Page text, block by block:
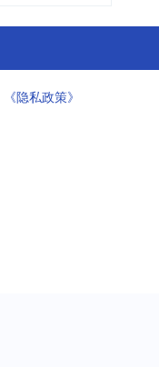
《隐私政策》